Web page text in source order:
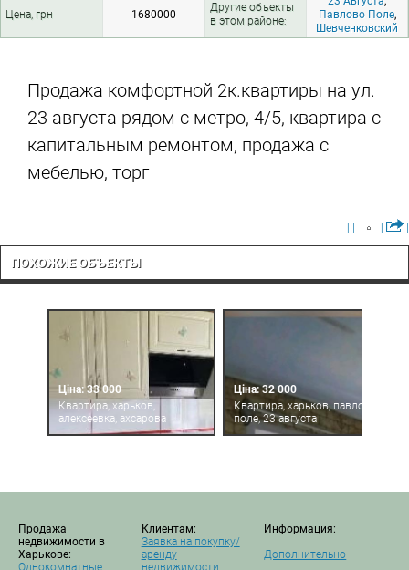
Цена, грн 1680000
Другие объекты
в этом районе:
Павлово Поле,
Шевченковский
Продажа комфортной 2к.квартиры на ул.
23 августа рядом с метро, 4/5, квартира с
капитальным ремонтом, продажа с
мебелью, торг
ПОХОЖИЕ ОБЪЕКТЫ
Ціна: 33 000
Квартира, харьков,
алексеевка, ахсарова
Ціна: 32 000
Квартира, харьков, павлово
поле, 23 августа
Продажа
недвижимости в
Харькове:
Однокомнатные
Клиентам:
Заявка на покупку/
аренду
недвижимости
Информация:
Дополнительно